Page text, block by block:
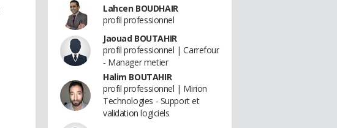
Lahcen BOUDHAIR
profil professionnel
Jaouad BOUTAHIR
profil professionnel | Carrefour
- Manager metier
Halim BOUTAHIR
profil professionnel | Mirion
Technologies - Support et
validation logiciels